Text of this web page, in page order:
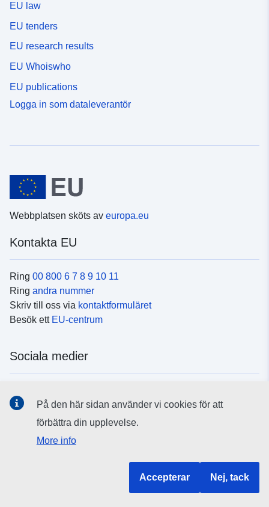
EU law
EU tenders
EU research results
EU Whoiswho
EU publications
Logga in som dataleverantör
Webbplatsen sköts av europa.eu
Kontakta EU
Ring 00 800 6 7 8 9 10 11
Ring andra nummer
Skriv till oss via kontaktformuläret
Besök ett EU-centrum
Sociala medier
EU:s institutioner och organ
På den här sidan använder vi cookies för att
förbättra din upplevelse.
More info
Accepterar Nej, tack